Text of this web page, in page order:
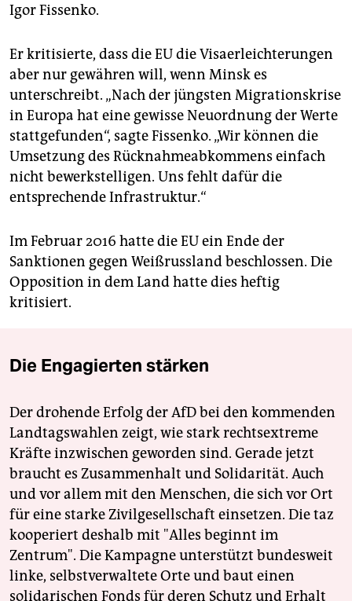
Igor Fissenko.
Er kritisierte, dass die EU die Visaerleichterungen
aber nur gewähren will, wenn Minsk es
unterschreibt. „Nach der jüngsten Migrationskrise
in Europa hat eine gewisse Neuordnung der Werte
stattgefunden“, sagte Fissenko. „Wir können die
Umsetzung des Rücknahmeabkommens einfach
nicht bewerkstelligen. Uns fehlt dafür die
entsprechende Infrastruktur.“
Im Februar 2016 hatte die EU ein Ende der
Sanktionen gegen Weißrussland beschlossen. Die
Opposition in dem Land hatte dies heftig
kritisiert.
Die Engagierten stärken
Der drohende Erfolg der AfD bei den kommenden
Landtagswahlen zeigt, wie stark rechtsextreme
Kräfte inzwischen geworden sind. Gerade jetzt
braucht es Zusammenhalt und Solidarität. Auch
und vor allem mit den Menschen, die sich vor Ort
für eine starke Zivilgesellschaft einsetzen. Die taz
kooperiert deshalb mit "Alles beginnt im
Zentrum". Die Kampagne unterstützt bundesweit
linke, selbstverwaltete Orte und baut einen
solidarischen Fonds für deren Schutz und Erhalt